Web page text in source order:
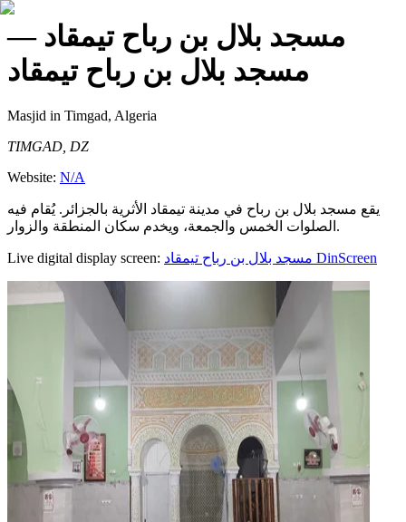
مسجد بلال بن رباح تيمقاد —
مسجد بلال بن رباح تيمقاد
Masjid in Timgad, Algeria
TIMGAD, DZ
Website: N/A
يقع مسجد بلال بن رباح في مدينة تيمقاد الأثرية بالجزائر. يُقام فيه
الصلوات الخمس والجمعة، ويخدم سكان المنطقة والزوار.
Live digital display screen: مسجد بلال بن رباح تيمقاد DinScreen